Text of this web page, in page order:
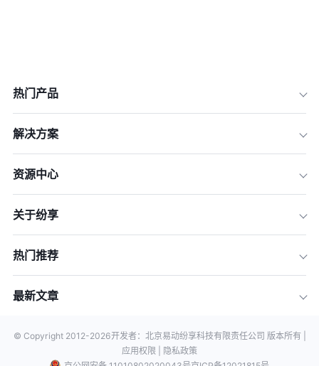
热门产品
解决方案
资源中心
关于纷享
热门推荐
最新文章
© Copyright 2012-2026开发者：北京易动纷享科技有限责任公司 版本所有 |
应用权限 |
隐私政策